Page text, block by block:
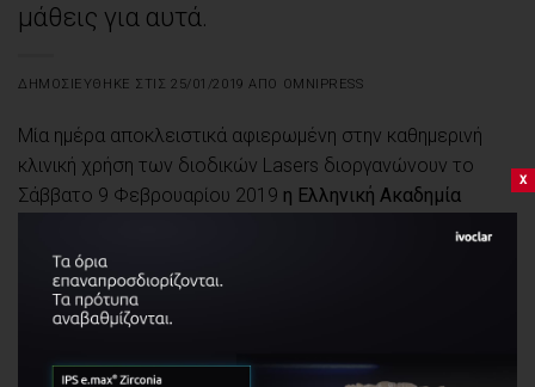
μάθεις για αυτά.
ΔΗΜΟΣΙΕΎΘΗΚΕ ΣΤΙΣ25/01/2019 ΑΠΌ OMNIPRESS
Μία ημέρα αποκλειστικά αφιερωμένη στην καθημερινή
κλινική χρήση των διοδικών Lasers διοργανώνουν το
Σάββατο 9 Φεβρουαρίου 2019 η Ελληνική Ακαδημία
Οδοντικής Χειρουργικής ΑΠΘ
Οι συμμετέχοντες θα έχουν την ευκαιρία να ενημερωθούν
κορυφαίους ομιλητές στο χώρο ενώ παράλληλα θα
x